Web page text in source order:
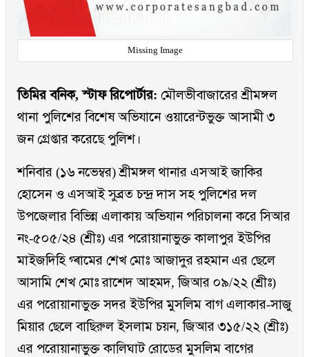
Missing Image
তিমির বনিক, স্টাফ রিপোর্টার: মৌলভীবাজারের শ্রীমঙ্গল
থানা পুলিশের বিশেষ অভিযানে ওয়ারেন্টভুক্ত আসামী ৩
জন গ্রেপ্তার করেছে পুলিশ।
শনিবার (১৬ নভেম্বর) শ্রীমঙ্গল থানার এসআই জাকির
হোসেন ও এসআই সুব্রত চন্দ্র দাস সহ পুলিশের দল
উপজেলার বিভিন্ন এলাকায় অভিযান পরিচালনা করে সিআর
নং-৫০৫/২৪ (শ্রীঃ) এর পরোয়ানাভুক্ত কালাপুর ইউপির
মাইজদিহি গ্ৰামের শেখ মোঃ আজাদুর রহমান এর ছেলে
আসামি শেখ মোঃ রাশেদ আহমদ, জিআর ০৯/২২ (শ্রীঃ)
এর পরোয়ানাভুক্ত সদর ইউপির মুসলিম বাগ এলাকার-সাজু
মিয়ার ছেলে বাছিরুল ইসলাম চয়ন, জিআর ৩১৫/২২ (শ্রীঃ)
এর পরোয়ানাভুক্ত কালিঘাট রোডের মুসলিম বাগের